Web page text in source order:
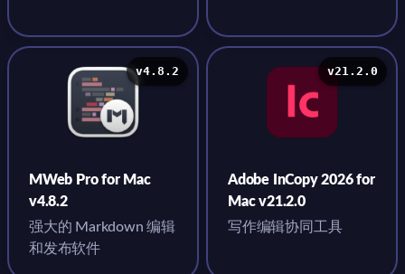
v4.8.2
MWeb Pro for Mac
v4.8.2
强大的 Markdown 编辑
和发布软件
v21.2.0
Adobe InCopy 2026 for
Mac v21.2.0
写作编辑协同工具